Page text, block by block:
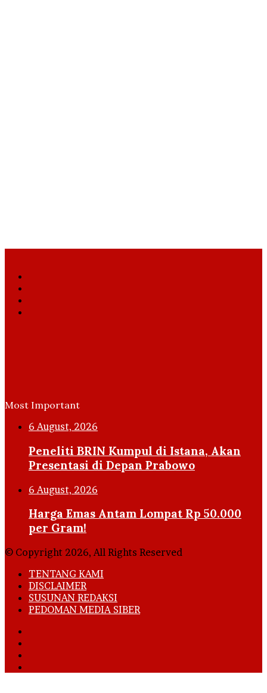
Most Important
6 August, 2026
Peneliti BRIN Kumpul di Istana, Akan
Presentasi di Depan Prabowo
6 August, 2026
Harga Emas Antam Lompat Rp 50.000
per Gram!
© Copyright 2026, All Rights Reserved
TENTANG KAMI
DISCLAIMER
SUSUNAN REDAKSI
PEDOMAN MEDIA SIBER